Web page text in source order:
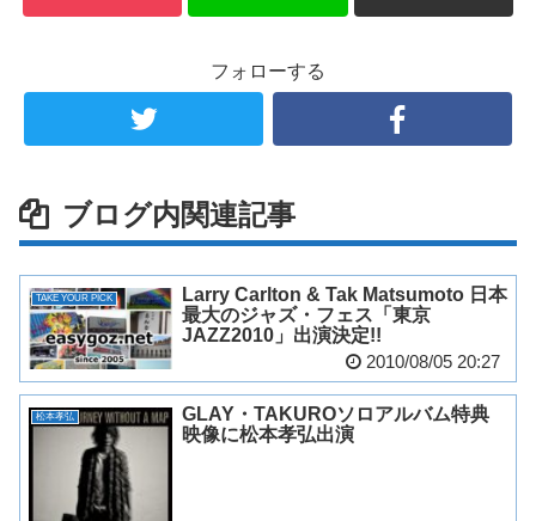
フォローする
ブログ内関連記事
TAKE YOUR PICK
Larry Carlton & Tak Matsumoto 日本
最大のジャズ・フェス「東京
JAZZ2010」出演決定!!
2010/08/05 20:27
松本孝弘
GLAY・TAKUROソロアルバム特典
映像に松本孝弘出演